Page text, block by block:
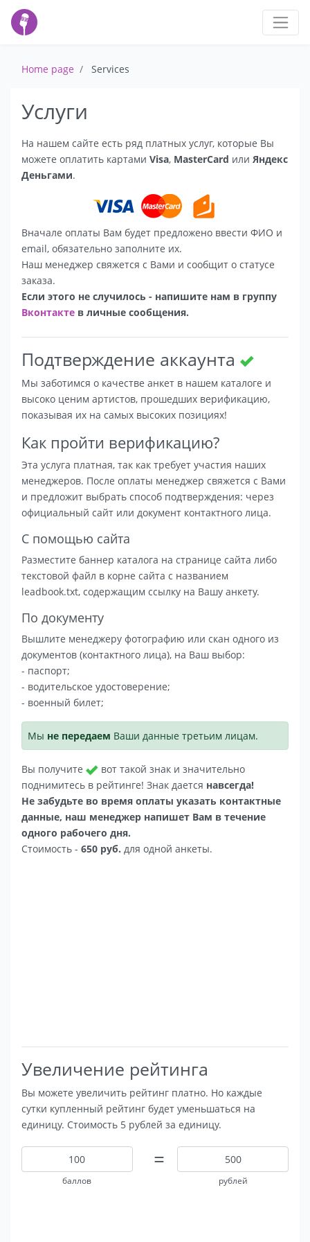
Home page Services
Услуги
На нашем сайте есть ряд платных услуг, которые Вы
можете оплатить картами Visa, MasterCard или Яндекс
Деньгами.
Вначале оплаты Вам будет предложено ввести ФИО и
email, обязательно заполните их.
Наш менеджер свяжется с Вами и сообщит о статусе
заказа.
Если этого не случилось - напишите нам в группу
Вконтакте в личные сообщения.
Подтверждение аккаунта
Мы заботимся о качестве анкет в нашем каталоге и
высоко ценим артистов, прошедших верификацию,
показывая их на самых высоких позициях!
Как пройти верификацию?
Эта услуга платная, так как требует участия наших
менеджеров. После оплаты менеджер свяжется с Вами
и предложит выбрать способ подтверждения: через
официальный сайт или документ контактного лица.
С помощью сайта
Разместите баннер каталога на странице сайта либо
текстовой файл в корне сайта с названием
leadbook.txt, содержащим ссылку на Вашу анкету.
По документу
Вышлите менеджеру фотографию или скан одного из
документов (контактного лица), на Ваш выбор:
- паспорт;
- водительское удостоверение;
- военный билет;
Мы не передаем Ваши данные третьим лицам.
Вы получите
вот такой знак и значительно
поднимитесь в рейтинге! Знак дается навсегда!
Не забудьте во время оплаты указать контактные
данные, наш менеджер напишет Вам в течение
одного рабочего дня.
Стоимость - 650 руб. для одной анкеты.
Увеличение рейтинга
Вы можете увеличить рейтинг платно. Но каждые
сутки купленный рейтинг будет уменьшаться на
единицу. Стоимость 5 рублей за единицу.
баллов
=
рублей